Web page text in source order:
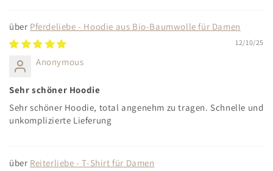
Pferdeliebe - Hoodie aus Bio-Baumwolle für Damen
12/10/25
Anonymous
Sehr schöner Hoodie
Sehr schöner Hoodie, total angenehm zu tragen. Schnelle und
unkomplizierte Lieferung
Reiterliebe - T-Shirt für Damen